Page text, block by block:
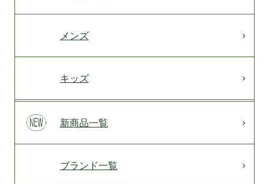
メンズ
キッズ
新商品一覧
ブランド一覧